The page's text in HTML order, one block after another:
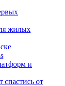
жилых
и
спастись от